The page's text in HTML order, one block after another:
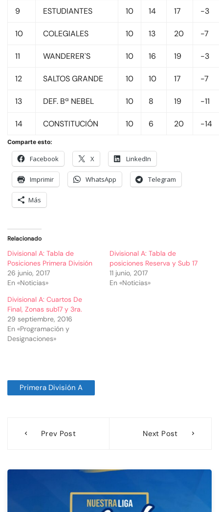
9 ESTUDIANTES 10 14 17 -3
10 COLEGIALES 10 13 20 -7
11 WANDERER`S 10 16 19 -3
12 SALTOS GRANDE 10 10 17 -7
13 DEF. Bª NEBEL 10 8 19 -11
14 CONSTITUCIÓN 10 6 20 -14
Comparte esto:
Facebook X LinkedIn
Imprimir WhatsApp Telegram
Más
Relacionado
Divisional A: Tabla de
Posiciones Primera División
26 junio, 2017
En «Noticias»
Divisional A: Tabla de
posiciones Reserva y Sub 17
11 junio, 2017
En «Noticias»
Divisional A: Cuartos De
Final, Zonas sub17 y 3ra.
29 septiembre, 2016
En «Programación y
Designaciones»
Primera División A
Prev Post Next Post